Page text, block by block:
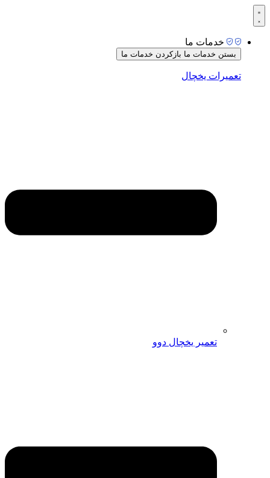
پرش
خدمات ما
بستن خدمات ما بازکردن خدمات ما
تعمیرات یخچال
تعمیر یخچال دوو